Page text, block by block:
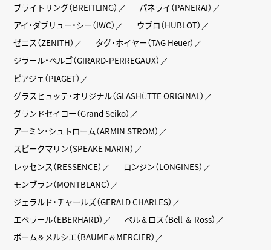
ブライトリング（BREITLING）
パネライ（PANERAI）
アイ・ダブリュー・シー（IWC）
ウブロ（HUBLOT）
ゼニス（ZENITH）
タグ・ホイヤー（TAG Heuer）
ジラール・ペルゴ（GIRARD-PERREGAUX）
ピアジェ（PIAGET）
グラスヒュッテ・オリジナル（GLASHÜTTE ORIGINAL）
グランドセイコー（Grand Seiko）
アーミン・シュトローム（ARMIN STROM）
スピークマリン（SPEAKE MARIN）
レッセンス（RESSENCE）
ロンジン（LONGINES）
モンブラン（MONTBLANC）
ジェラルド・チャールズ（GERALD CHARLES）
エベラール（EBERHARD）
ベル＆ロス（Bell ＆ Ross）
ボーム＆メルシエ（BAUME＆MERCIER）